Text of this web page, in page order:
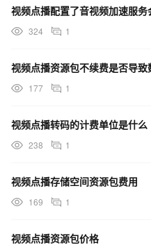
视频点播配置了音视频加速服
324 1
视频点播资源包不续费是否导致
177 1
视频点播转码的计费单位是什么
238 1
视频点播存储空间资源包费用
169 1
视频点播资源包价格